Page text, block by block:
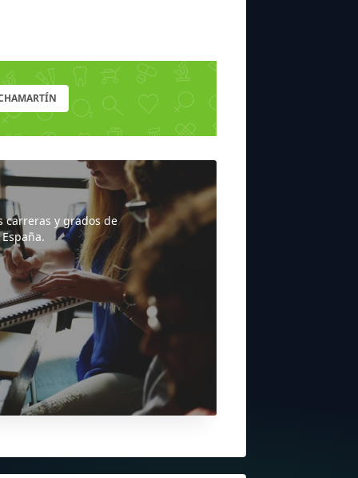
carreras y grados de